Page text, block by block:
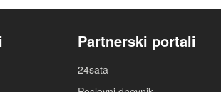
Partnerski portali
24sata